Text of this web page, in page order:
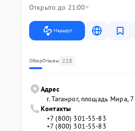
Открыто до 21:00
Маршрут
ОбзорОтзывы 228
Адрес
г. Таганрог, площадь Мира, 7
Контакты
+7 (800) 301-55-83
+7 (800) 301-55-83